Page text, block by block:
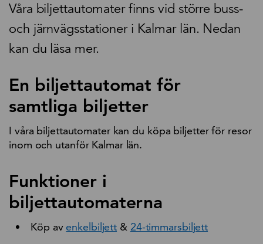
Våra biljettautomater finns vid större buss-
och järnvägsstationer i Kalmar län. Nedan
kan du läsa mer.
En biljettautomat för
samtliga biljetter
I våra biljettautomater kan du köpa biljetter för resor
inom och utanför Kalmar län.
Funktioner i
biljettautomaterna
Köp av enkelbiljett & 24-timmarsbiljett